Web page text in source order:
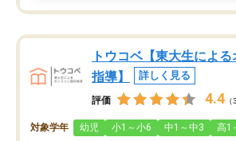
トウコベ【東大生によ
指導】
詳しく見る
評価 4.4
対象学年 幼児 小1～小6 中1～中3 高1